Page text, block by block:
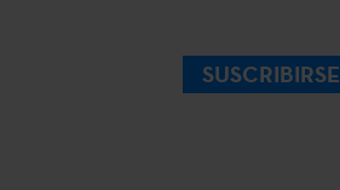
SUSCRIBIRSE